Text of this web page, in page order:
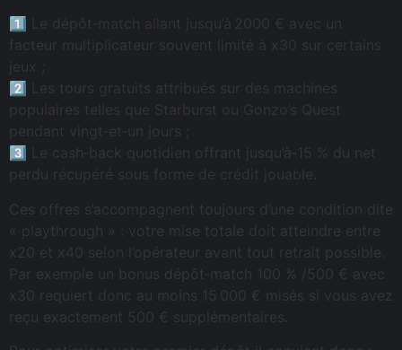
1️⃣ Le dépôt‑match allant jusqu’à 2000 € avec un
facteur multiplicateur souvent limité à x30 sur certains
jeux ;
2️⃣ Les tours gratuits attribués sur des machines
populaires telles que Starburst ou Gonzo’s Quest
pendant vingt‑et‑un jours ;
3️⃣ Le cash‑back quotidien offrant jusqu’à‑15 % du net
perdu récupéré sous forme de crédit jouable.
Ces offres s’accompagnent toujours d’une condition dite
« playthrough » : votre mise totale doit atteindre entre
x20 et x40 selon l’opérateur avant tout retrait possible.
Par exemple un bonus dépôt‑match 100 % /500 € avec
x30 requiert donc au moins 15 000 € misés si vous avez
reçu exactement 500 € supplémentaires.